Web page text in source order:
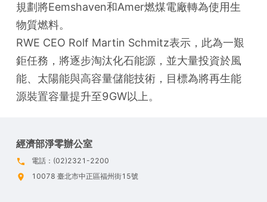
規劃將Eemshaven和Amer燃煤電廠轉為使用生
物質燃料。
RWE CEO Rolf Martin Schmitz表示，此為一艱
鉅任務，將逐步淘汰化石能源，並大量投資於風
能、太陽能與高容量儲能技術，目標為將再生能
源裝置容量提升至9GW以上。
經濟部淨零辦公室
電話：(02)2321-2200
10078 臺北市中正區福州街15號